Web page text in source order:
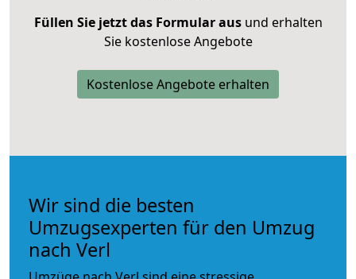
Füllen Sie jetzt das Formular ausund erhalten
Sie kostenlose Angebote
Kostenlose Angebote erhalten
Wir sind die besten
Umzugsexperten für den Umzug
nach Verl